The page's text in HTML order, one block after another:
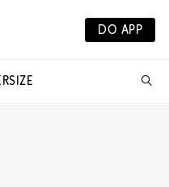
DO APP